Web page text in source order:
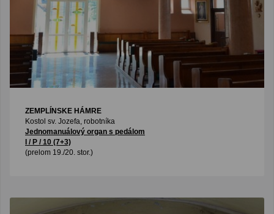
ZEMPLÍNSKE HÁMRE
Kostol sv. Jozefa, robotníka
Jednomanuálový organ s pedálom
I / P / 10 (7+3)
(prelom 19./20. stor.)